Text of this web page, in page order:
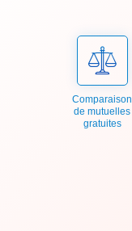
Comparaison
de mutuelles
gratuites